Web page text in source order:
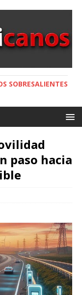
SOBRESALIENTES
paso hacia